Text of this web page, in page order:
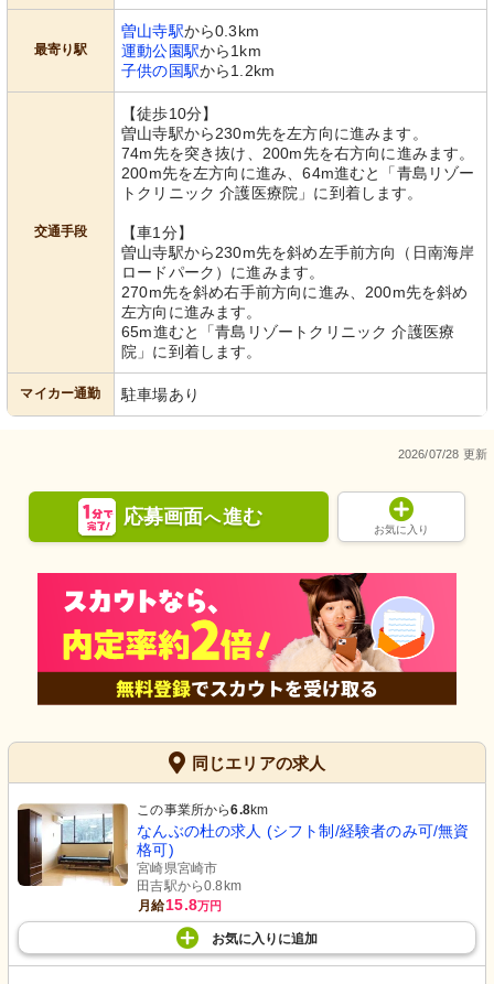
最寄り駅
曽山寺駅から0.3km
運動公園駅から1km
子供の国駅から1.2km
交通手段
【徒歩10分】
曽山寺駅から230m先を左方向に進みます。
74m先を突き抜け、200m先を右方向に進みます。
200m先を左方向に進み、64m進むと「青島リゾー
トクリニック 介護医療院」に到着します。
【車1分】
曽山寺駅から230m先を斜め左手前方向（日南海岸
ロードパーク）に進みます。
270m先を斜め右手前方向に進み、200m先を斜め
左方向に進みます。
65m進むと「青島リゾートクリニック 介護医療
院」に到着します。
マイカー通勤 駐車場あり
2026/07/28 更新
応募画面へ進む
お気に入り
同じエリアの求人
この事業所から6.8km
なんぶの杜の求人 (シフト制/経験者のみ可/無資
格可)
宮崎県宮崎市
田吉駅から0.8km
月給15.8万円
お気に入り に追加